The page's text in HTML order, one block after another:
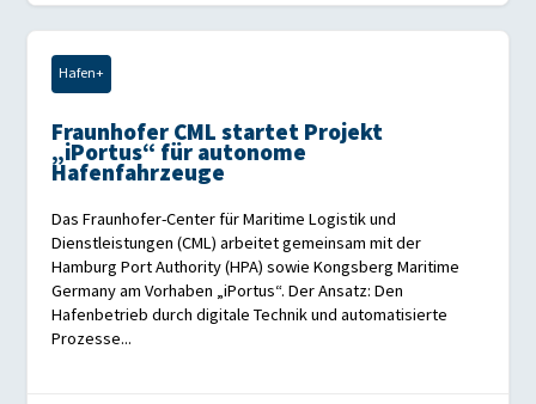
Hafen+
Fraunhofer CML startet Projekt
„iPortus“ für autonome
Hafenfahrzeuge
Das Fraunhofer-Center für Maritime Logistik und
Dienstleistungen (CML) arbeitet gemeinsam mit der
Hamburg Port Authority (HPA) sowie Kongsberg Maritime
Germany am Vorhaben „iPortus“. Der Ansatz: Den
Hafenbetrieb durch digitale Technik und automatisierte
Prozesse...